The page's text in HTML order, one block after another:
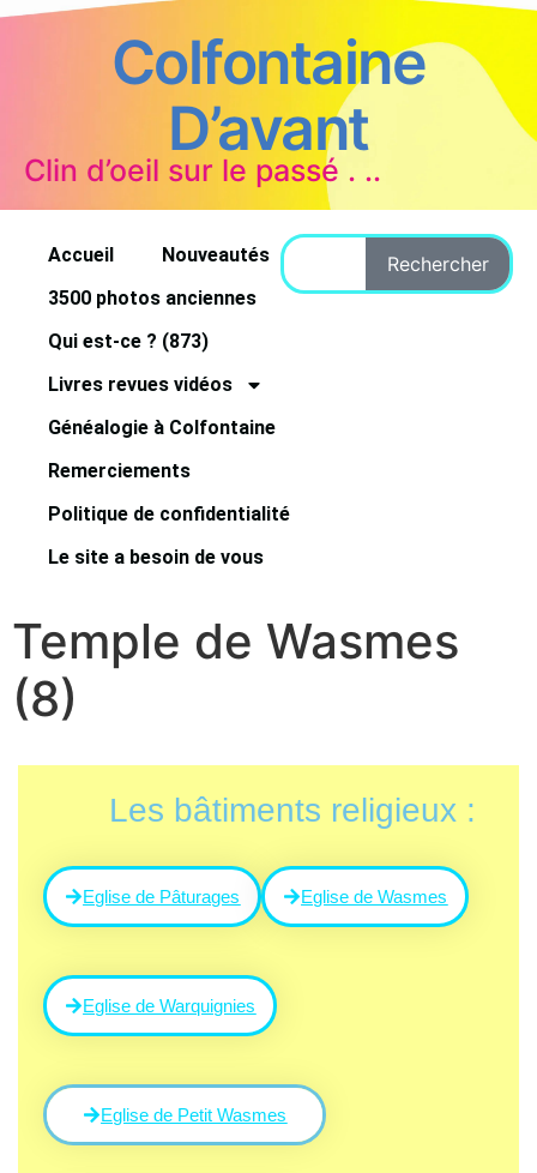
Colfontaine
D’avant
Clin d’oeil sur le passé . ..
Accueil
Nouveautés
3500 photos anciennes
Qui est-ce ? (873)
Livres revues vidéos
Généalogie à Colfontaine
Remerciements
Politique de confidentialité
Le site a besoin de vous
Rechercher
Temple de Wasmes
(8)
Les bâtiments religieux :
Eglise de Pâturages Eglise de Wasmes
Eglise de Warquignies
Eglise de Petit Wasmes